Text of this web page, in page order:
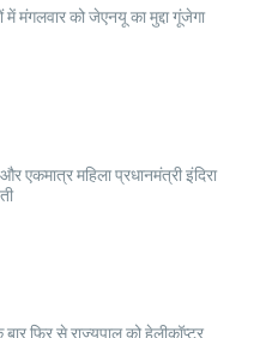
मंगलवार को जेएनयू का मुद्दा गूंजेगा
एकमात्र महिला प्रधानमंत्री इंदिरा
फिर से राज्यपाल को हेलीकॉप्टर